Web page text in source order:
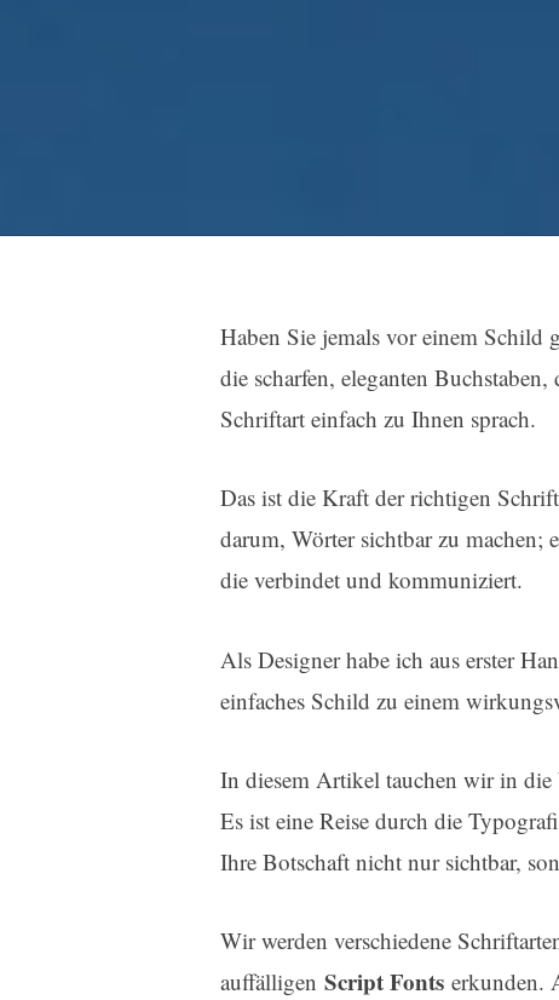
Haben Sie jemals vor einem Schild
die scharfen, eleganten
Schriftart einfach zu Ihnen sprach.
Das ist die Kraft der richtigen
darum, Wörter sichtbar zu machen;
die verbindet und kommuniziert.
Als Designer habe ich aus erster
einfaches Schild zu einem
In diesem Artikel tauchen wir in die
Es ist eine Reise durch die
Ihre Botschaft nicht nur sichtbar,
Wir werden verschiedene
auffälligen Script Fontserkunden.